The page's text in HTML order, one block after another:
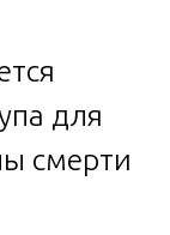
для
смерти